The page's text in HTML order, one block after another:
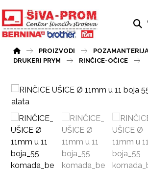
PROIZVODI
DRUKERI PRYM
RINČICE-OČICE